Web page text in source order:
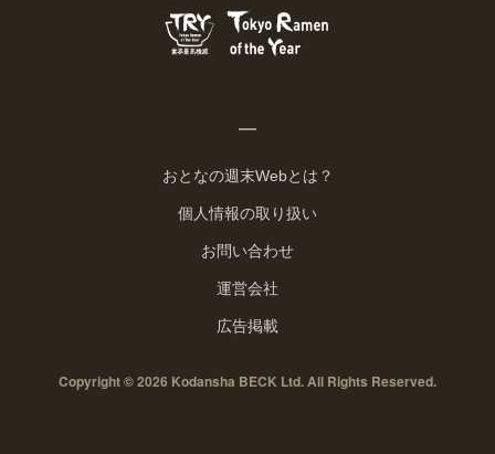
おとなの週末Webとは？
個人情報の取り扱い
お問い合わせ
運営会社
広告掲載
Copyright © 2026 Kodansha BECK Ltd. All Rights Reserved.